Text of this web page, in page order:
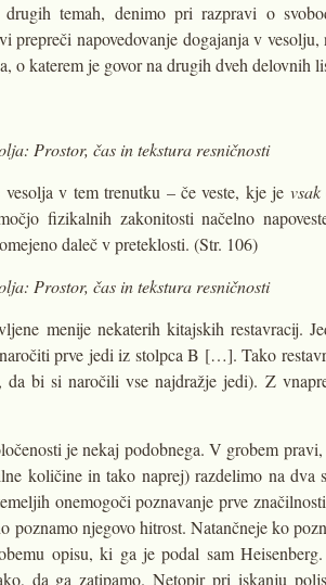
temah, denimo pri razpravi o
prepreči napovedovanje dogajanja v
o katerem je govor na drugih dveh delovnih
Prostor, čas in tekstura resničnosti
v tem trenutku – če veste, kje je vsak
fizikalnih zakonitosti načelno
daleč v preteklosti. (Str. 106)
Prostor, čas in tekstura resničnosti
menije nekaterih kitajskih
prve jedi iz stolpca B […]. Tako
da bi si naročili vse najdražje jedi). Z
je nekaj podobnega. V grobem
količine in tako naprej) razdelimo na
onemogoči poznavanje prve
poznamo njegovo hitrost. Natančneje ko
opisu, ki ga je podal sam
da ga zatipamo. Netopir pri iskanju